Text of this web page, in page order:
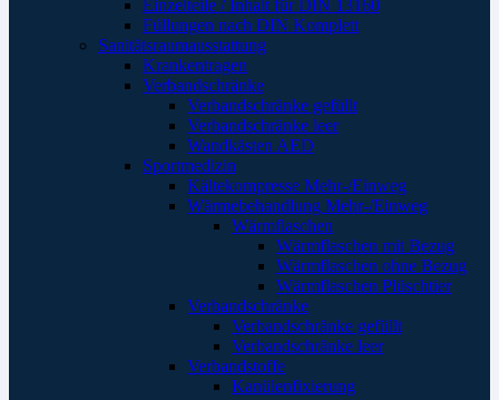
Einzelteile / Inhalt für DIN 13160
Füllungen nach DIN Komplett
Sanitätsraumausstattung
Krankentragen
Verbandschränke
Verbandschränke gefüllt
Verbandschränke leer
Wandkästen AED
Sportmedizin
Kältekompresse Mehr-/Einweg
Wärmebehandlung Mehr-/Einweg
Wärmflaschen
Wärmflaschen mit Bezug
Wärmflaschen ohne Bezug
Wärmflaschen Plüschtier
Verbandschränke
Verbandschränke gefüllt
Verbandschränke leer
Verbandstoffe
Kanülenfixierung